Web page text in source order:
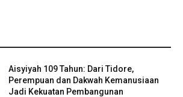
Aisyiyah 109 Tahun: Dari Tidore,
Perempuan dan Dakwah Kemanusiaan
Jadi Kekuatan Pembangunan